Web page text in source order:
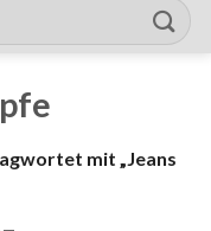
mit „Jeans